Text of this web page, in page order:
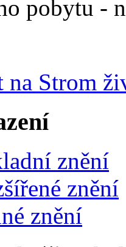
pobytu -
na Strom
znění
znění
znění